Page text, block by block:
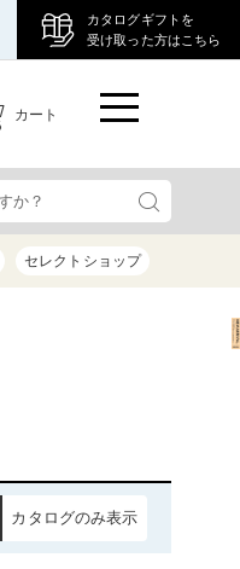
カタログギフトを
受け取った方はこちら
カート
セレクトショップ
カタログのみ表示